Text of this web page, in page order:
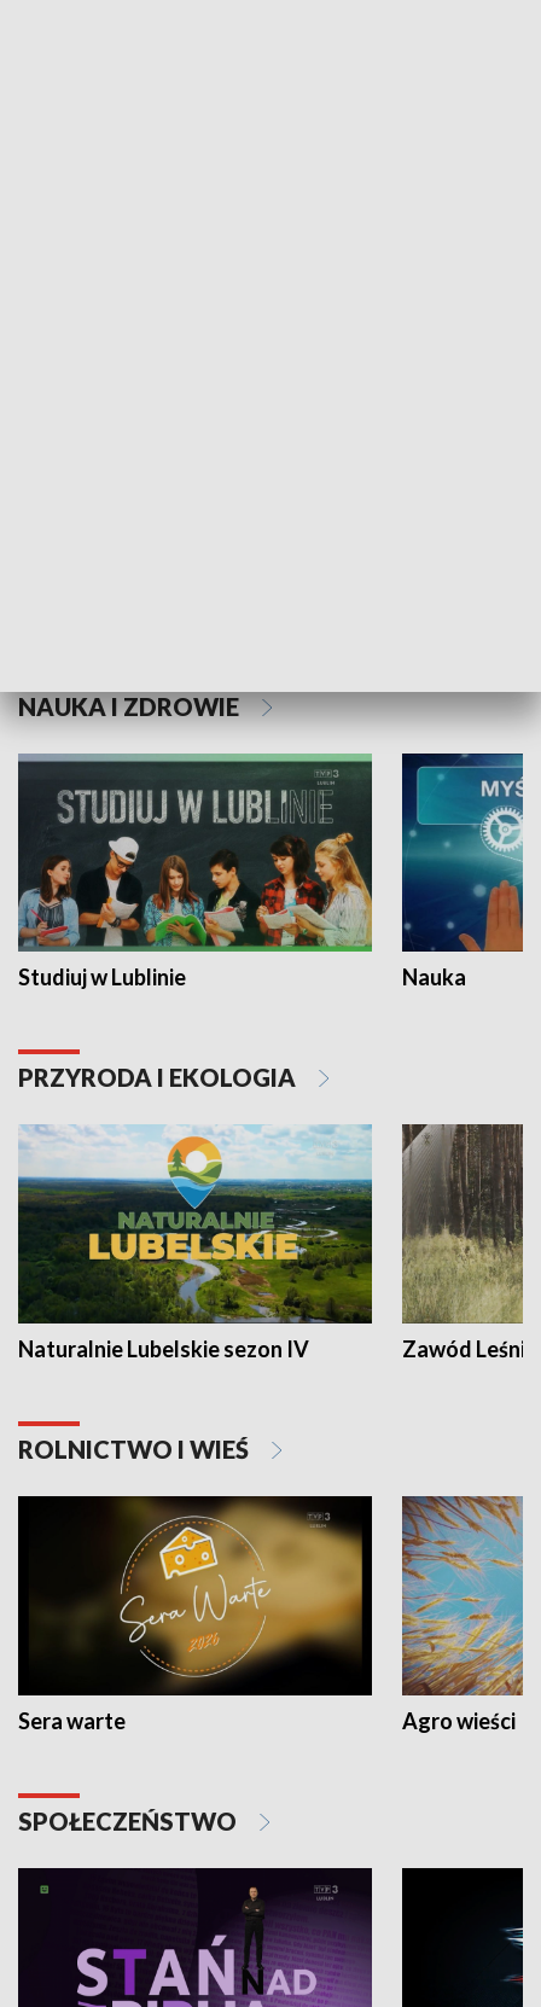
NAUKA I ZDROWIE
Studiuj w Lublinie Nauka
PRZYRODA I EKOLOGIA
Naturalnie Lubelskie sezon IV Zawód Leśnik
ROLNICTWO I WIEŚ
Sera warte Agro wieści
SPOŁECZEŃSTWO